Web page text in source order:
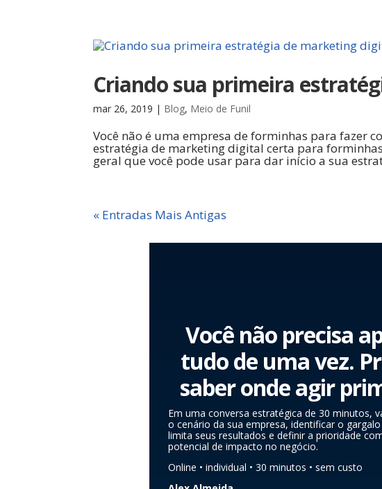
Criando sua primeira
mar 26, 2019 | Blog, Meio de Funil
Você não é uma empresa de forminhas para fazer
estratégia de marketing digital certa para
geral que você pode usar para dar início a sua
« Entradas Mais Antigas
Você não precisa
tudo de uma vez.
saber onde agir
Em uma conversa estratégica de 30 minutos,
o cenário da sua empresa, identificar o
limita seus resultados e definir a prioridade
potencial de impacto no negócio.
Online • individual • 30 minutos • sem custo